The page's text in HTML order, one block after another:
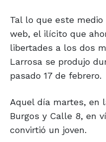
Tal lo que este
web, el ilícito que
libertades a los dos
Larrosa se produjo
pasado 17 de febrero.
Aquel día martes, en
Burgos y Calle 8, en
convirtió un joven.